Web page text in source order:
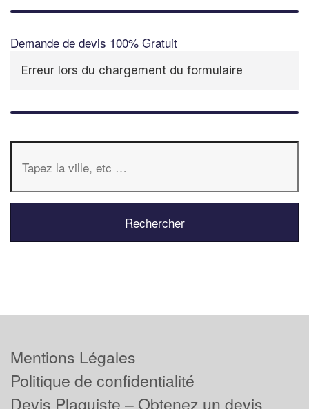
Demande de devis 100% Gratuit
Erreur lors du chargement du formulaire
Mentions Légales
Politique de confidentialité
Devis Plaquiste – Obtenez un devis